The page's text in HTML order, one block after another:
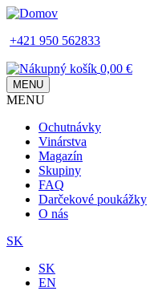
Skip
main
+421 950 562833
0,00 €
MENU
navigation
MENU
Ochutnávky
Vinárstva
Magazín
Skupiny
FAQ
Darčekové poukážky
O nás
SK
SK
EN